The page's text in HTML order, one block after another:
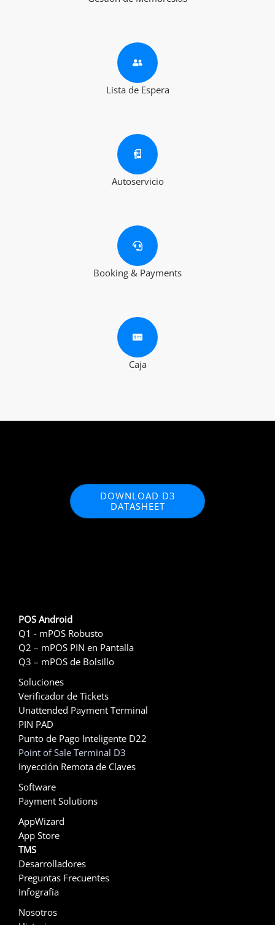
Lista de Espera
Autoservicio
Booking & Payments
Caja
DOWNLOAD D3
DATASHEET
POS Android
Q1 - mPOS Robusto
Q2 – mPOS PIN en Pantalla
Q3 – mPOS de Bolsillo
Soluciones
Verificador de Tickets
Unattended Payment Terminal
PIN PAD
Punto de Pago Inteligente D22
Point of Sale Terminal D3
Inyección Remota de Claves
Software
Payment Solutions
AppWizard
App Store
TMS
Desarrolladores
Preguntas Frecuentes
Infografía
Nosotros